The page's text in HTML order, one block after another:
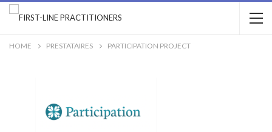
HOME PRESTATAIRES PARTICIPATION PROJECT